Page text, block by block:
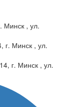
Минск , ул.
Минск , ул.
г. Минск , ул.